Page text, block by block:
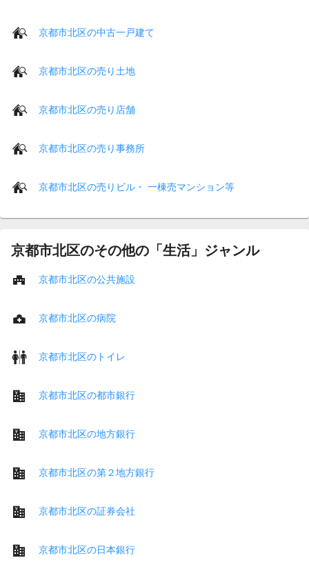
京都市北区の中古一戸建て
京都市北区の売り土地
京都市北区の売り店舗
京都市北区の売り事務所
京都市北区の売りビル・ 一棟売マンション等
京都市北区のその他の「生活」ジャンル
京都市北区の公共施設
京都市北区の病院
京都市北区のトイレ
京都市北区の都市銀行
京都市北区の地方銀行
京都市北区の第２地方銀行
京都市北区の証券会社
京都市北区の日本銀行